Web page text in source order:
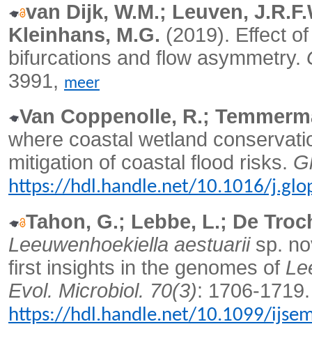
van Dijk, W.M.; Leuven,
Kleinhans, M.G. (2019). Effect
bifurcations and flow asymmetry.
3991, meer
Van Coppenolle, R.;
where coastal wetland
mitigation of coastal flood risks.
https://hdl.handle.net/10.1016/
Tahon, G.; Lebbe, L.; De
Leeuwenhoekiella aestuariisp.
first insights in the genomes of
Evol. Microbiol. 70(3): 1706-1719.
https://hdl.handle.net/10.1099/